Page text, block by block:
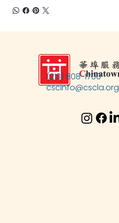
(213) 808-1700
cscinfo@cscla.org